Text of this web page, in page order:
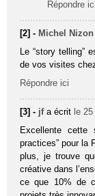
Répondre ici
[2] - Michel Nizon
Le “story telling”
de vos visites
Répondre ici
[3] - jf a écrit le
Excellente cette
practices” pour la
plus, je trouve
créative dans
ce que 10% de